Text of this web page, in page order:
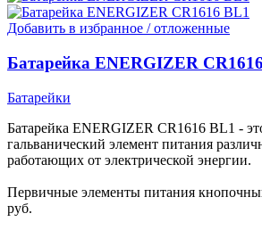
Добавить в избранное / отложенные
Батарейка ENERGIZER
Батарейки
Батарейка ENERGIZER CR1616 BL1 -
гальванический элемент питания
работающих от электрической энергии.
Первичные элементы питания
руб.